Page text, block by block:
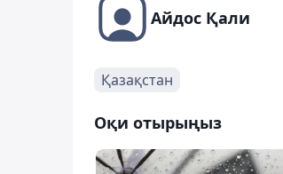
Айдос Қали
Қазақстан
Оқи отырыңыз